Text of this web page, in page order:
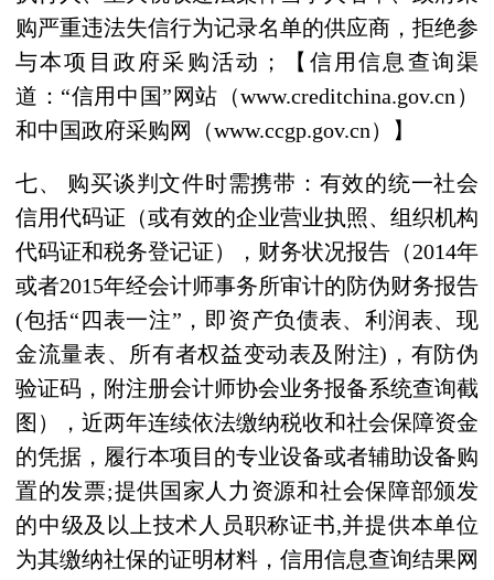
购严重违法失信行为记录名单的供应商，拒绝参
与本项目政府采购活动；【信用信息查询渠
道：“信用中国”网站（www.creditchina.gov.cn）
和中国政府采购网（www.ccgp.gov.cn）】
七、 购买谈判文件时需携带：有效的统一社会
信用代码证（或有效的企业营业执照、组织机构
代码证和税务登记证），财务状况报告（2014年
或者2015年经会计师事务所审计的防伪财务报告
(包括“ 四表一注” ，即资产负债表、利润表、现
金流量表、 所有者权益变动表及附注) ，有防伪
验证码，附注册会计师协会业务报备系统查询截
图）
，近两年连续依法缴纳税收和社会保障资金
的凭据，履行本项目的专业设备或者辅助设备购
置的发票;提供国家人力资源和社会保障部颁发
的中级及以上技术人员职称证书,并提供本单位
为其缴纳社保的证明材料，信用信息查询结果网